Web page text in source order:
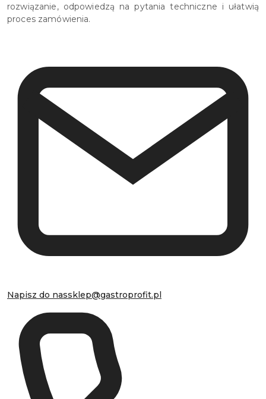
rozwiązanie, odpowiedzą na pytania techniczne i ułatwią
proces zamówienia.
Napisz do nassklep@gastroprofit.pl